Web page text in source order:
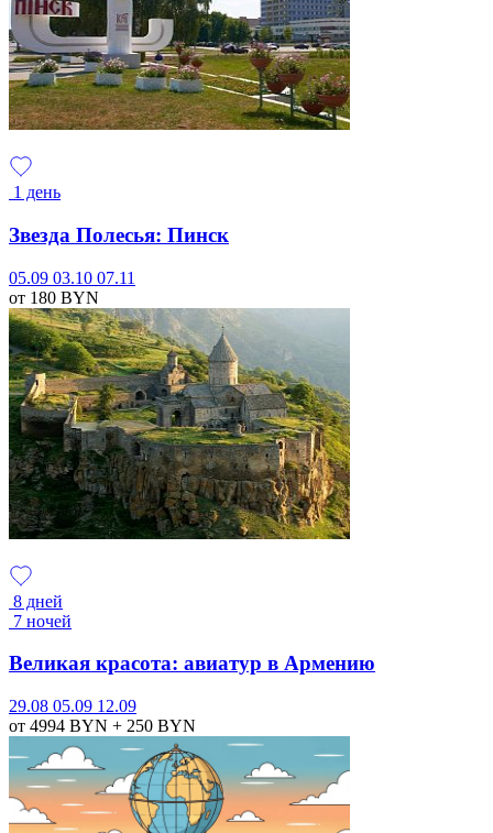
1 день
Звезда Полесья: Пинск
05.09 03.10 07.11
от 180 BYN
8 дней
7 ночей
Великая красота: авиатур в Армению
29.08 05.09 12.09
от 4994 BYN + 250 BYN